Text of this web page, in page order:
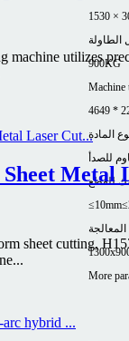
900KG
Machine
4649 *
المادة
للصدأ
للقطع
≤10mm
More
machine utilizes
Metal
sheet cutting,